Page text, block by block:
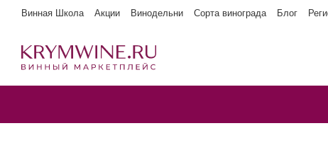
Винная Школа Акции Винодельни Сорта винограда Блог